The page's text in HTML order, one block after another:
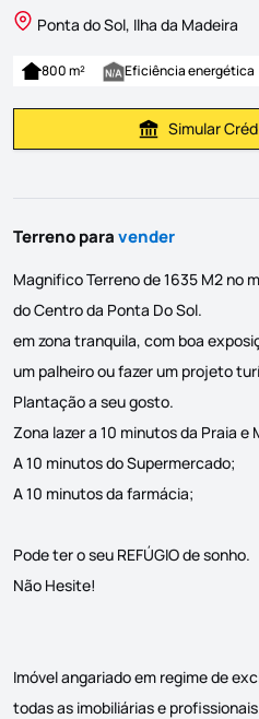
Ponta do Sol, Ilha da Madeira
800 m² Eficiência energética
Simular
Terreno paravender
Magnifico Terreno de 1635 M2 no
do Centro da Ponta Do Sol.
em zona tranquila, com boa
um palheiro ou fazer um projeto
Plantação a seu gosto.
Zona lazer a 10 minutos da Praia e
A 10 minutos do Supermercado;
A 10 minutos da farmácia;
Pode ter o seu REFÚGIO de sonho.
Não Hesite!
Imóvel angariado em regime de
todas as imobiliárias e